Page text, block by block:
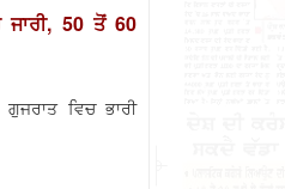
ਜਾਰੀ, 50 ਤੋਂ 60
ਵਿਚ ਭਾਰੀ